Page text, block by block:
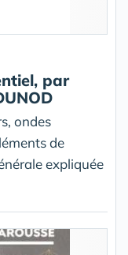
par
ondes
de
expliquée